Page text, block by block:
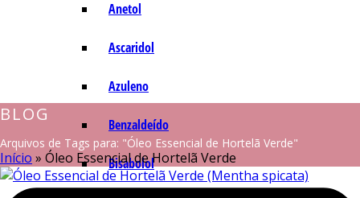
Anetol
Ascaridol
Azuleno
Benzaldeído
Bisabolol
BLOG
Arquivos de Tags para: "Óleo Essencial de Hortelã Verde"
Início » Óleo Essencial de Hortelã Verde